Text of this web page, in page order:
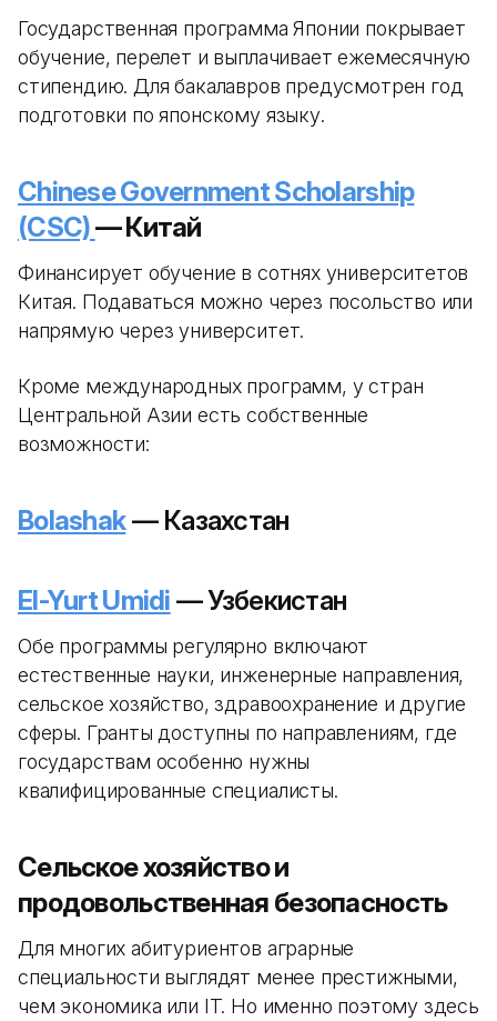
Государственная программа Японии покрывает
обучение, перелет и выплачивает ежемесячную
стипендию. Для бакалавров предусмотрен год
подготовки по японскому языку.
Chinese Government Scholarship
(CSC)— Китай
Финансирует обучение в сотнях университетов
Китая. Подаваться можно через посольство или
напрямую через университет.
Кроме международных программ, у стран
Центральной Азии есть собственные
возможности:
Bolashak— Казахстан
El-Yurt Umidi — Узбекистан
Обе программы регулярно включают
естественные науки, инженерные направления,
сельское хозяйство, здравоохранение и другие
сферы. Гранты доступны по направлениям, где
государствам особенно нужны
квалифицированные специалисты.
Сельское хозяйство и
продовольственная безопасность
Для многих абитуриентов аграрные
специальности выглядят менее престижными,
чем экономика или IT. Но именно поэтому здесь